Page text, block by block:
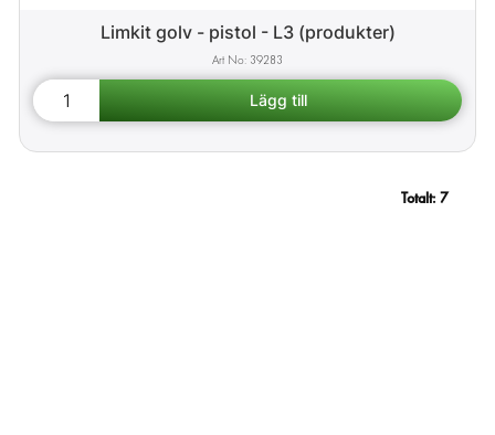
Limkit golv - pistol - L3 (produkter)
39283
Totalt: 7